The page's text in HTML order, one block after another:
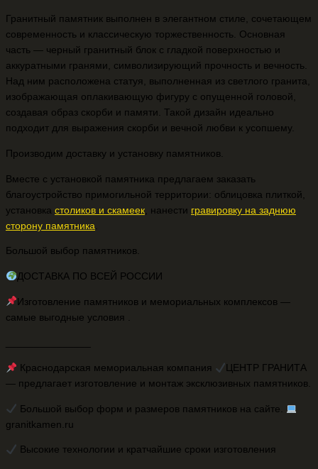
Гранитный памятник выполнен в элегантном стиле, сочетающем
современность и классическую торжественность. Основная
часть — черный гранитный блок с гладкой поверхностью и
аккуратными гранями, символизирующий прочность и вечность.
Над ним расположена статуя, выполненная из светлого гранита,
изображающая оплакивающую фигуру с опущенной головой,
создавая образ скорби и памяти. Такой дизайн идеально
подходит для выражения скорби и вечной любви к усопшему.
Производим доставку и установку памятников.
Вместе с установкой памятника предлагаем заказать
благоустройство примогильной территории: облицовка плиткой,
установка столиков и скамеек , нанести гравировку на заднюю
сторону памятника
Большой выбор памятников.
ДОСТАВКА ПО ВСЕЙ РОССИИ
Изготовление памятников и мемориальных комплексов —
самые выгодные условия .
Краснодарская мемориальная компания
ЦЕНТР ГРАНИТА
— предлагает изготовление и монтаж эксклюзивных памятников.
Большой выбор форм и размеров памятников на сайте.
granitkamen.ru
Высокие технологии и кратчайшие сроки изготовления